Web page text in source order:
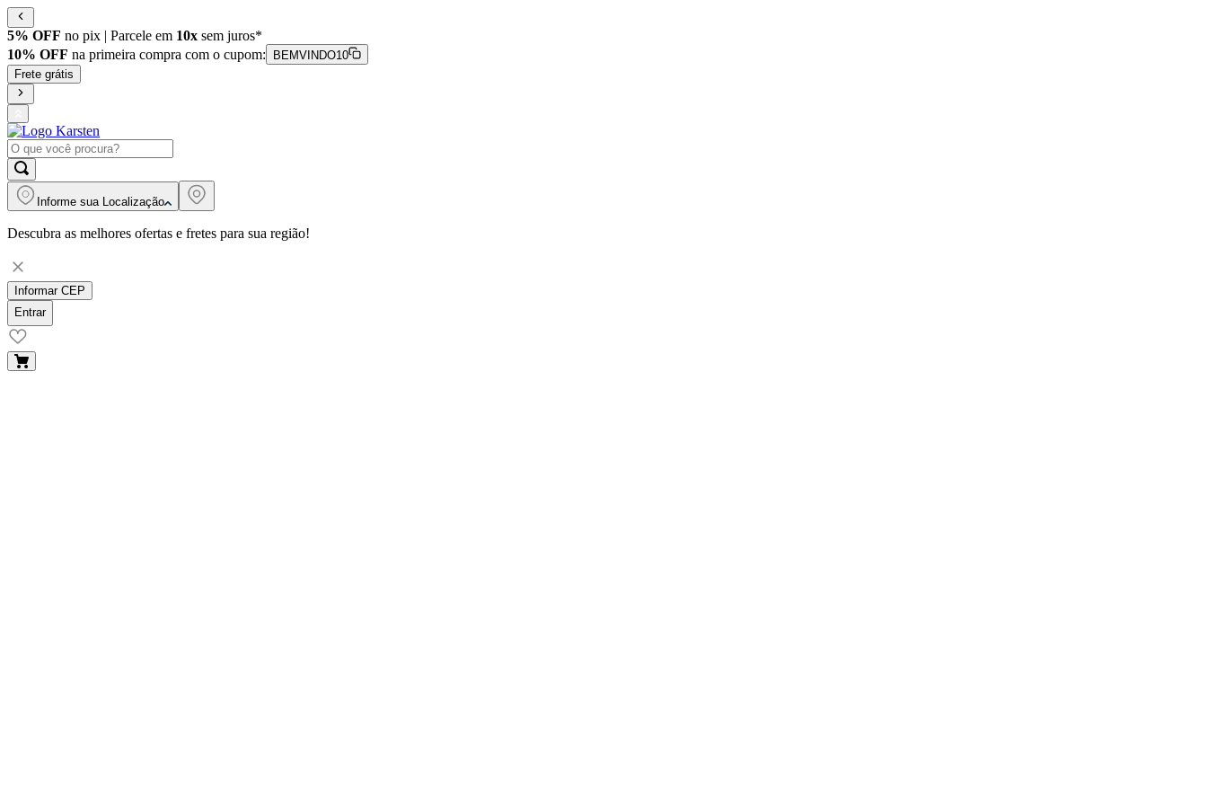
5% OFF no pix | Parcele em 10x sem juros*
10% OFF na primeira compra com o cupom:
BEMVINDO10
Frete grátis
Informe sua Localização
Descubra as melhores ofertas e fretes para sua região!
Informar CEP
Entrar